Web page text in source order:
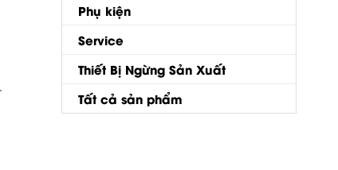
Phụ kiện
Service
Thiết Bị Ngừng Sản Xuất
Tất cả sản phẩm